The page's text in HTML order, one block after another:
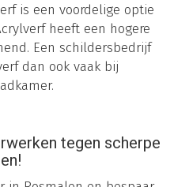
is een voordelige optie
heeft een hogere
Een schildersbedrijf
dan ook vaak bij
tegen scherpe